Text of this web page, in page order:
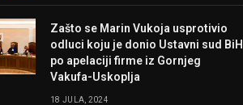
Zašto se Marin Vukoja usprotivio
odluci koju je donio Ustavni sud BiH
po apelaciji firme iz Gornjeg
Vakufa-Uskoplja
18 JULA, 2024